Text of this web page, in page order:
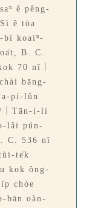
ê pêng-
ê tōa
koaiⁿ-
B. C.
70 nî｜
bāng-
pí-lûn
｜Tān-í-lí
lâi pún-
C. 536 nî
te̍k
kok ông-
chòe
bān oàn-